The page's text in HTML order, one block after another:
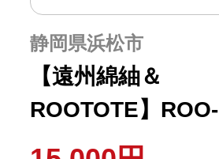
静岡県浜松市
【遠州綿紬＆
ROOTOTE】ROO-
Carriage 檸檬